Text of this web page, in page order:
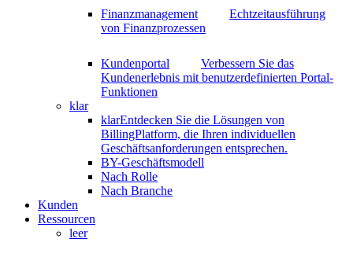
Finanzmanagement
Echtzeitausführung
von Finanzprozessen
Kundenportal
Verbessern Sie das
Kundenerlebnis mit benutzerdefinierten Portal-
Funktionen
klar
klarEntdecken Sie die Lösungen von
BillingPlatform, die Ihren individuellen
Geschäftsanforderungen entsprechen.
BY-Geschäftsmodell
Nach Rolle
Nach Branche
Kunden
Ressourcen
leer